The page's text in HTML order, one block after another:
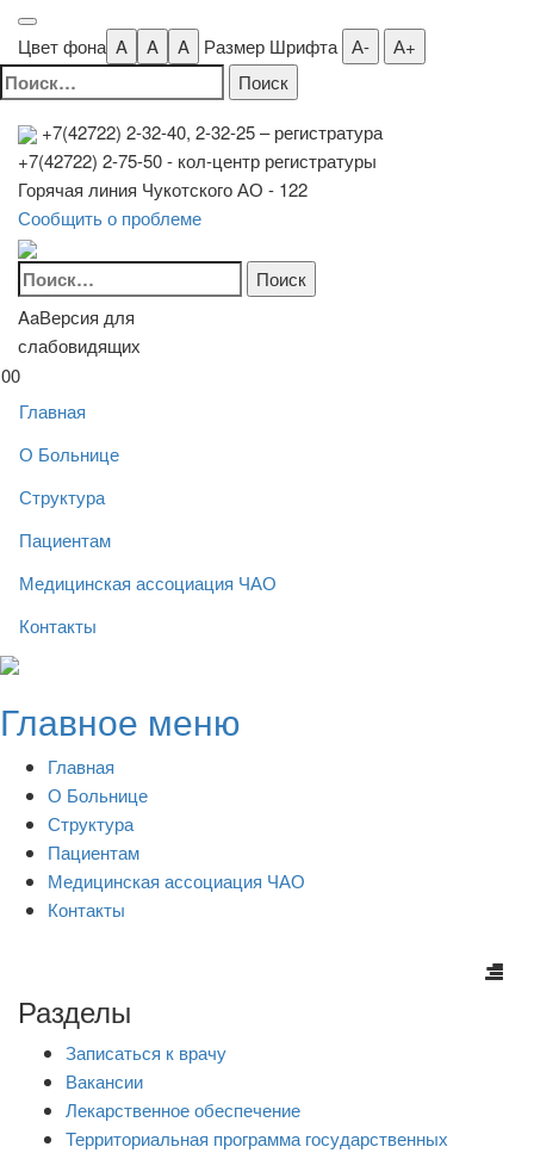
Цвет фона A A A Размер Шрифта А- А+
Найти:
+7(42722) 2-32-40, 2-32-25– регистратура
+7(42722) 2-75-50 - кол-центр регистратуры
Горячая линия Чукотского АО - 122
Сообщить о проблеме
Найти:
AaВерсия для
слабовидящих
00
Главная
О Больнице
Структура
Пациентам
Медицинская ассоциация ЧАО
Контакты
Skip
content
Главное меню
Главная
О Больнице
Структура
Пациентам
Медицинская ассоциация ЧАО
Контакты
Разделы
Записаться к врачу
Вакансии
Лекарственное обеспечение
Территориальная программа государственных